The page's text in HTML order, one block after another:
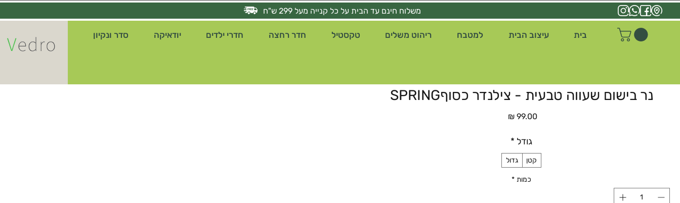
משלוח חינם עד הבית על כל קנייה מעל 299 ש"ח
בית עיצוב הבית למטבח ריהוט משלים טקסטיל חדר רחצה חדרי ילדים יודאיקה סדר ונקיון
נר בישום שעווה טבעית - צילנדר כסוףSPRING
מחיר
גודל *
קטן גדול
כמות *